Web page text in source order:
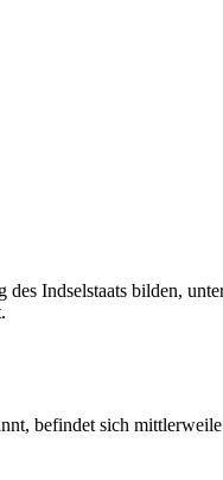
Indselstaats bilden,
befindet sich